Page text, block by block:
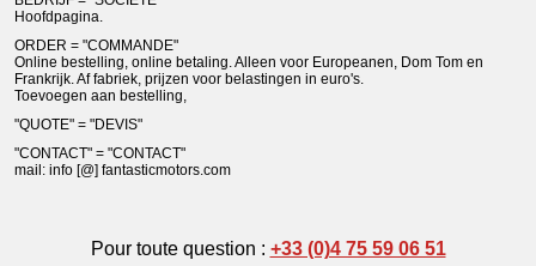
Hoofdpagina.
ORDER = "COMMANDE"
Online bestelling, online betaling. Alleen voor Europeanen, Dom Tom en
Frankrijk. Af fabriek, prijzen voor belastingen in euro's.
Toevoegen aan bestelling,
"QUOTE" = "DEVIS"
"CONTACT" = "CONTACT"
mail: info [@] fantasticmotors.com
Pour toute question : +33 (0)4 75 59 06 51